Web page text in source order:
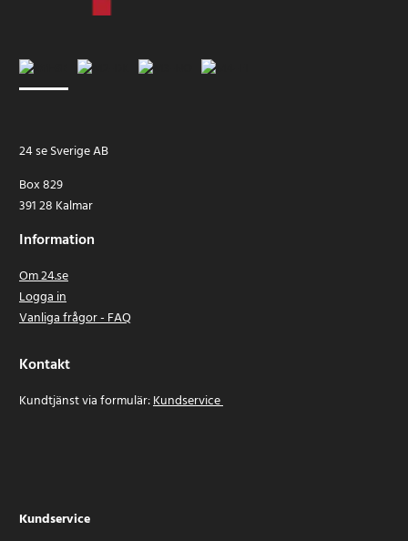
24 se Sverige AB
Box 829
391 28 Kalmar
Information
Om 24.se
Logga in
Vanliga frågor - FAQ
Kontakt
Kundtjänst via formulär:Kundservice
Kundservice